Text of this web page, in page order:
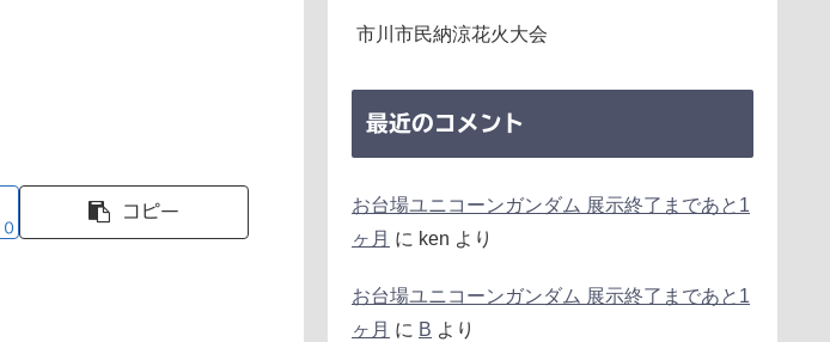
0
コピー
市川市民納涼花火大会
最近のコメント
お台場ユニコーンガンダム 展示終了まであと1
ヶ月 に ken より
お台場ユニコーンガンダム 展示終了まであと1
ヶ月 に B より